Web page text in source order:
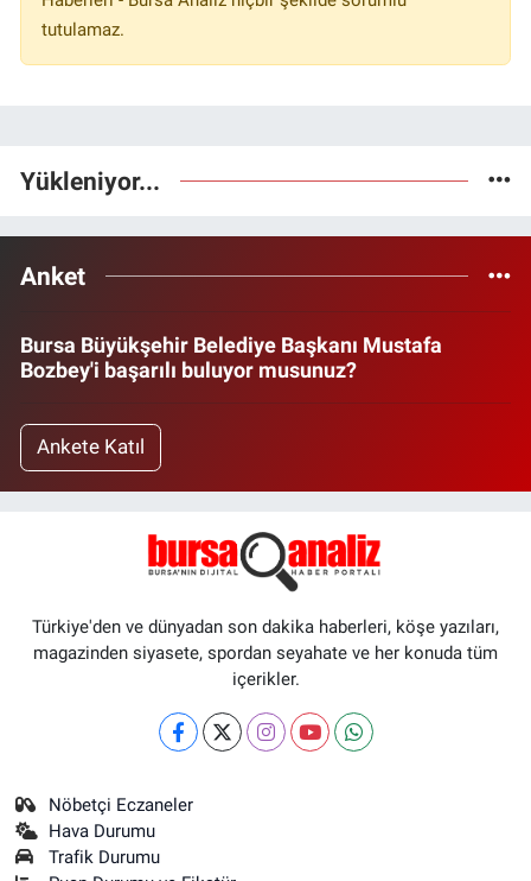
tutulamaz.
Yükleniyor...
Anket
Bursa Büyükşehir Belediye Başkanı Mustafa
Bozbey'i başarılı buluyor musunuz?
Ankete Katıl
Türkiye'den ve dünyadan son dakika haberleri, köşe yazıları,
magazinden siyasete, spordan seyahate ve her konuda tüm
içerikler.
Nöbetçi Eczaneler
Hava Durumu
Trafik Durumu